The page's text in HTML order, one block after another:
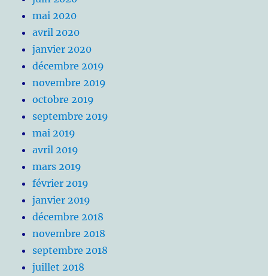
mai 2020
avril 2020
janvier 2020
décembre 2019
novembre 2019
octobre 2019
septembre 2019
mai 2019
avril 2019
mars 2019
février 2019
janvier 2019
décembre 2018
novembre 2018
septembre 2018
juillet 2018